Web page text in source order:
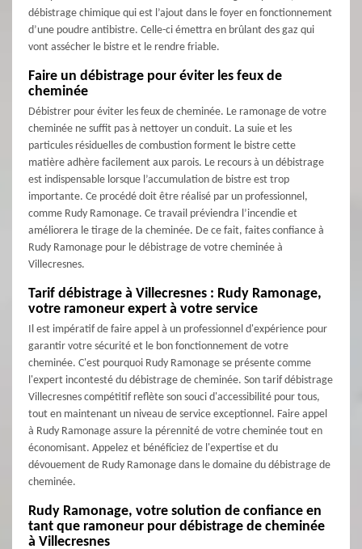
débistrage chimique qui est l’ajout dans le foyer en fonctionnement
d’une poudre antibistre. Celle-ci émettra en brûlant des gaz qui
vont assécher le bistre et le rendre friable.
Faire un débistrage pour éviter les feux de
cheminée
Débistrer pour éviter les feux de cheminée. Le ramonage de votre
cheminée ne suffit pas à nettoyer un conduit. La suie et les
particules résiduelles de combustion forment le bistre cette
matière adhère facilement aux parois. Le recours à un débistrage
est indispensable lorsque l’accumulation de bistre est trop
importante. Ce procédé doit être réalisé par un professionnel,
comme Rudy Ramonage. Ce travail préviendra l’incendie et
améliorera le tirage de la cheminée. De ce fait, faites confiance à
Rudy Ramonage pour le débistrage de votre cheminée à
Villecresnes.
Tarif débistrage à Villecresnes : Rudy Ramonage,
votre ramoneur expert à votre service
Il est impératif de faire appel à un professionnel d'expérience pour
garantir votre sécurité et le bon fonctionnement de votre
cheminée. C'est pourquoi Rudy Ramonage se présente comme
l'expert incontesté du débistrage de cheminée. Son tarif débistrage
Villecresnes compétitif reflète son souci d'accessibilité pour tous,
tout en maintenant un niveau de service exceptionnel. Faire appel
à Rudy Ramonage assure la pérennité de votre cheminée tout en
économisant. Appelez et bénéficiez de l'expertise et du
dévouement de Rudy Ramonage dans le domaine du débistrage de
cheminée.
Rudy Ramonage, votre solution de confiance en
tant que ramoneur pour débistrage de cheminée
à Villecresnes